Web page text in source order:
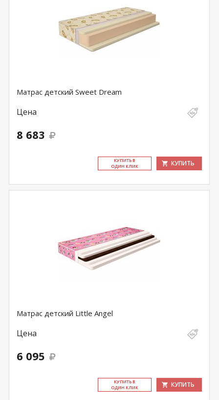
Матрас детский Sweet Dream
Цена
8 683
КУ­ПИТЬ В
ОДИН КЛИК
КУПИТЬ
Матрас детский Little Angel
Цена
6 095
КУ­ПИТЬ В
ОДИН КЛИК
КУПИТЬ